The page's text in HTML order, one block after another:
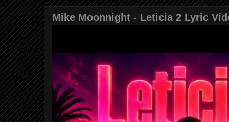
Mike Moonnight - Leticia 2 Lyric